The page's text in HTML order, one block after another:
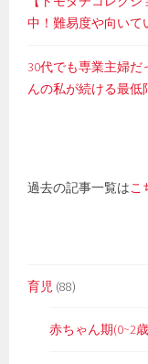
中！難易度や向いて
30代でも専業主婦
んの私が続ける最低
過去の記事一覧はこ
育児 (88)
赤ちゃん期(0~2